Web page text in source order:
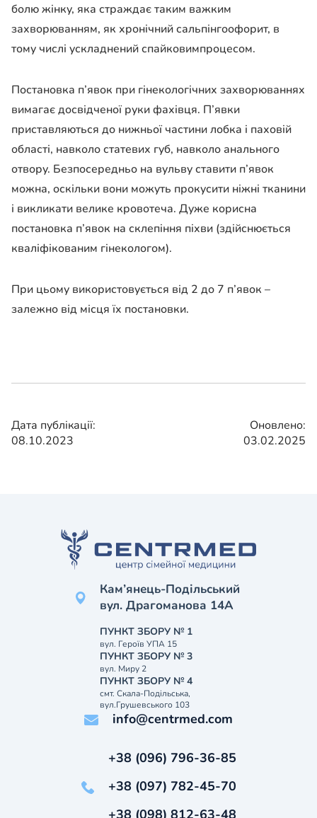
болю жінку, яка страждає таким важким
захворюванням, як хронічний сальпінгоофорит, в
тому числі ускладнений спайковимпроцесом.
Постановка п’явок при гінекологічних захворюваннях
вимагає досвідченої руки фахівця. П’явки
приставляються до нижньої частини лобка і паховій
області, навколо статевих губ, навколо анального
отвору. Безпосередньо на вульву ставити п’явок
можна, оскільки вони можуть прокусити ніжні тканини
і викликати велике кровотеча. Дуже корисна
постановка п’явок на склепіння піхви (здійснюється
кваліфікованим гінекологом).
При цьому використовується від 2 до 7 п’явок –
залежно від місця їх постановки.
Дата публікації:
08.10.2023
Оновлено:
03.02.2025
Кам’янець-Подільський
вул. Драгоманова 14А
ПУНКТ ЗБОРУ № 1
вул. Героїв УПА 15
ПУНКТ ЗБОРУ № 3
вул. Миру 2
ПУНКТ ЗБОРУ № 4
смт. Скала-Подільська,
вул.Грушевського 103
info@centrmed.com
+38 (096) 796-36-85
+38 (097) 782-45-70